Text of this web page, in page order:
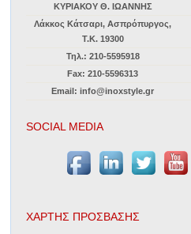
ΚΥΡΙΑΚΟΥ Θ. ΙΩΑΝΝΗΣ
Λάκκος Κάτσαρι, Ασπρόπυργος,
Τ.Κ. 19300
Τηλ.: 210-5595918
Fax: 210-5596313
Email: info@inoxstyle.gr
SOCIAL MEDIA
ΧΑΡΤΗΣ ΠΡΟΣΒΑΣΗΣ